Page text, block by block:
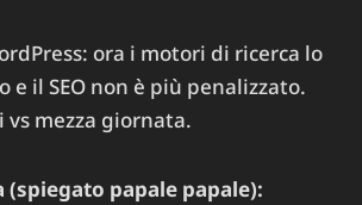
ora i motori di ricerca lo
e il SEO non è più penalizzato.
vs mezza giornata.
(spiegato papale papale):